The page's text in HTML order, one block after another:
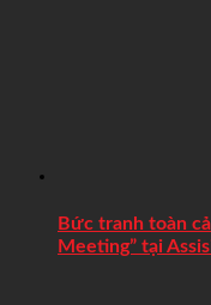
Bức tranh toàn
Meeting” tại